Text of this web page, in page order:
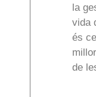
la
vida
és
de